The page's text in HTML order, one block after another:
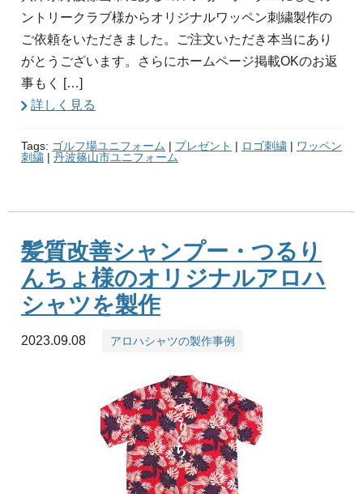
ントリークラブ様からオリジナルワッペン刺繍製作の
ご依頼をいただきました。ご注文いただき本当にあり
がとうございます。さらにホームページ掲載OKのお返
事もく […]
詳しく見る
Tags: ゴルフ場ユニフォーム | プレゼント | ロゴ刺繍 | ワッペン
刺繍 | 丹波篠山市ユニフォーム
髪質改善シャンプー・つるり
んちょ様のオリジナルアロハ
シャツを製作
2023.09.08 アロハシャツの製作事例